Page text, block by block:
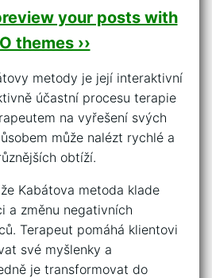
your posts with
themes ››
metody je‍ její interaktivní⁢
účastní procesu ⁤terapie
na vyřešení⁤ svých
může ⁣nalézt rychlé a
obtíží.
Kabátova metoda klade
a změnu negativních
Terapeut pomáhá ⁣klientovi
své myšlenky a
‌je transformovat do